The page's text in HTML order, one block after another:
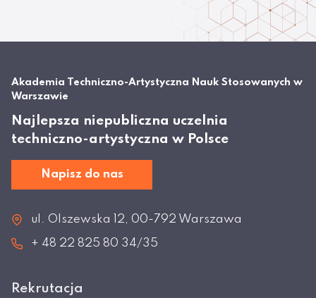
Akademia Techniczno-Artystyczna Nauk Stosowanych w
Warszawie
Najlepsza niepubliczna uczelnia
techniczno-artystyczna w Polsce
Napisz do nas
ul. Olszewska 12, 00-792 Warszawa
+ 48 22 825 80 34/35
Rekrutacja